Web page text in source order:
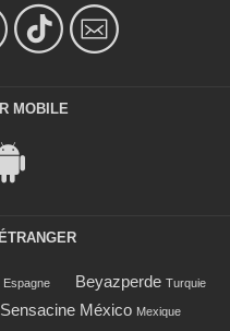
MOBILE
Espagne Beyazperde Turquie
Sensacine México Mexique